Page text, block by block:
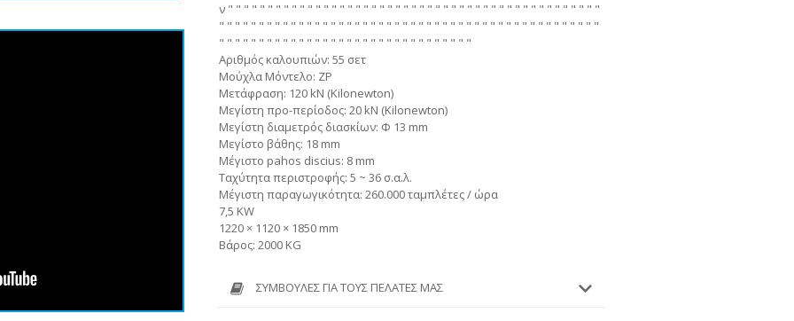
ν " " " " " " " " " " " " " " " " " " " " " " " " " " " " " " " " " " " " " " " " " " " " " " "
" " " " " " " " " " " " " " " " " " " " " " " " " " " " " " " " " " " " " " " " " " " " " " " "
" " " " " " " " " " " " " " " " " " " " " " " " " " " " " " " "
Αριθμός καλουπιών: 55 σετ
Μούχλα Μόντελο: ZP
Μετάφραση: 120 kN (Kilonewton)
Μεγίστη προ-περίοδος: 20 kN (Kilonewton)
Μεγίστη διαμετρός διασκίων: Φ 13 mm
Μεγίστο βάθης: 18 mm
Μέγιστο pahos discius: 8 mm
Ταχύτητα περιστροφής: 5 ~ 36 σ.α.λ.
Μέγιστη παραγωγικότητα: 260.000 ταμπλέτες / ώρα
7,5 KW
1220 × 1120 × 1850 mm
Βάρος: 2000 KG
ΣΥΜΒΟΥΛΈΣ ΓΙΑ ΤΟΥΣ ΠΕΛΆΤΕΣ ΜΑΣ